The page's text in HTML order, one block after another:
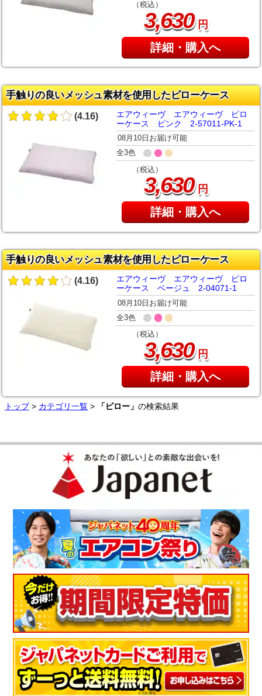
（税込）
3,630円
詳細・購入へ
手触りの良いメッシュ素材を使用したピローケース
(4.16)
エアウィーヴ エアウィーヴ ピロ
ーケース ピンク 2-57011-PK-1
08月10日お届け可能
全3色
（税込）
3,630円
詳細・購入へ
手触りの良いメッシュ素材を使用したピローケース
(4.16)
エアウィーヴ エアウィーヴ ピロ
ーケース ベージュ 2-04071-1
08月10日お届け可能
全3色
（税込）
3,630円
詳細・購入へ
トップ> カテゴリ一覧 > 「ピロー」 の検索結果